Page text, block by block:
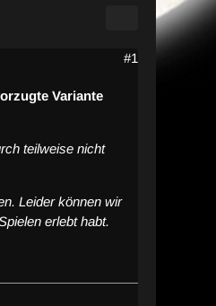
#1
Variante
teilweise nicht
Leider können wir
erlebt habt.